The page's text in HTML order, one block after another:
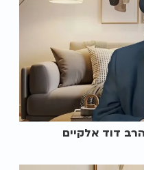
דוד אלקיים